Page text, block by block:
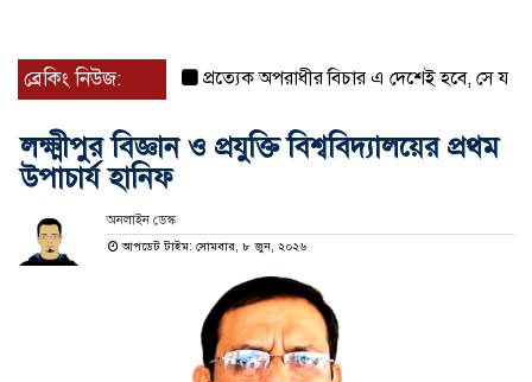
ব্রেকিং নিউজ: প্রত্যেক অপরাধীর বিচার এ দেশেই হবে, সে যত
লক্ষ্মীপুর বিজ্ঞান ও প্রযুক্তি বিশ্ববিদ্যালয়ের প্রথম
উপাচার্য হানিফ
অনলাইন ডেস্ক
আপডেট টাইম: সোমবার, ৮ জুন, ২০২৬